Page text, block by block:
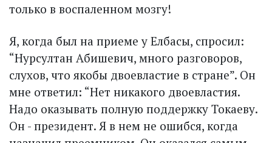
только в воспаленном мозгу!
Я, когда был на приеме у Елбасы, спросил:
“Нурсултан Абишевич, много разговоров,
слухов, что якобы двоевластие в стране”. Он
мне ответил: “Нет никакого двоевластия.
Надо оказывать полную поддержку Токаеву.
Он - президент. Я в нем не ошибся, когда